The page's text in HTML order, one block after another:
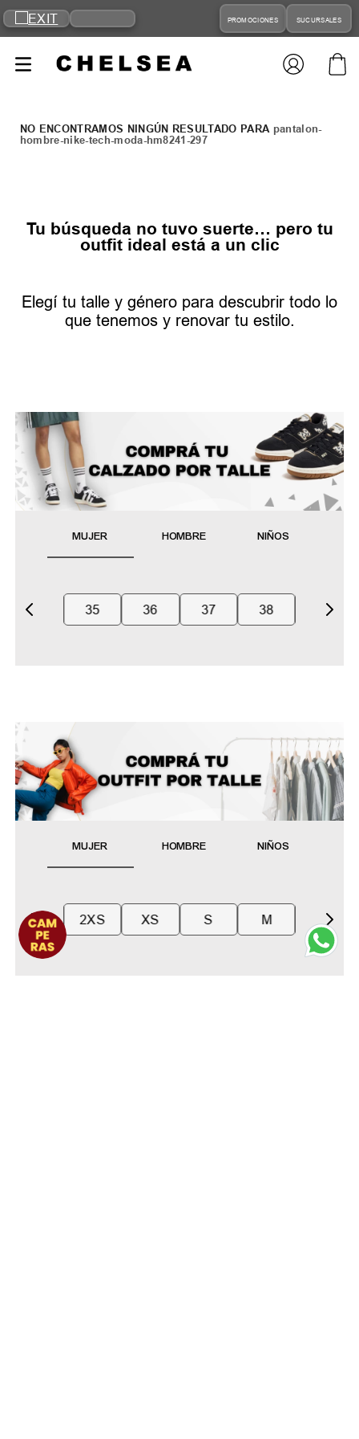
PROMOCIONES SUCURSALES
pantalon-
hombre-nike-tech-moda-hm8241-297
Tu búsqueda no tuvo suerte… pero tu
outfit ideal está a un clic
Elegí tu talle y género para descubrir todo lo
que tenemos y renovar tu estilo.
MUJER HOMBRE NIÑOS
35 36 37 38
MUJER HOMBRE NIÑOS
2XS XS S M